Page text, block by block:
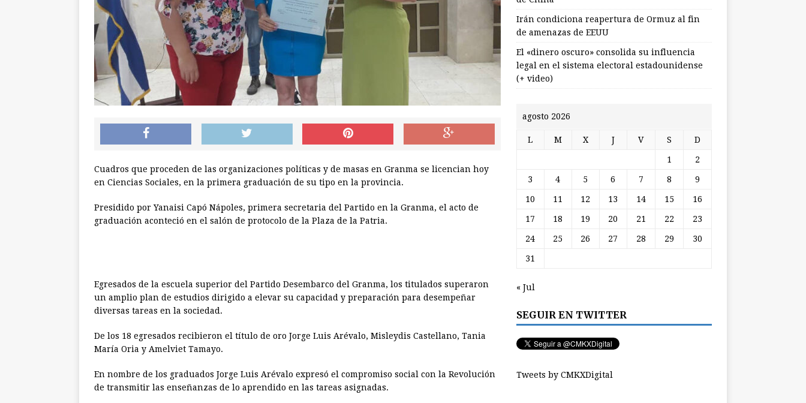
Cuadros que proceden de las organizaciones políticas y de masas en Granma se licencian hoy
en Ciencias Sociales, en la primera graduación de su tipo en la provincia.
Presidido por Yanaisi Capó Nápoles, primera secretaria del Partido en la Granma, el acto de
graduación aconteció en el salón de protocolo de la Plaza de la Patria.
Egresados de la escuela superior del Partido Desembarco del Granma, los titulados superaron
un amplio plan de estudios dirigido a elevar su capacidad y preparación para desempeñar
diversas tareas en la sociedad.
De los 18 egresados recibieron el título de oro Jorge Luis Arévalo, Misleydis Castellano, Tania
María Oria y Amelviet Tamayo.
En nombre de los graduados Jorge Luis Arévalo expresó el compromiso social con la Revolución
de transmitir las enseñanzas de lo aprendido en las tareas asignadas.
Irán condiciona reapertura de Ormuz al fin
de amenazas de EEUU
El «dinero oscuro» consolida su influencia
legal en el sistema electoral estadounidense
(+ video)
agosto 2026
L M X J V S D
1 2
3 4 5 6 7 8 9
10 11 12 13 14 15 16
17 18 19 20 21 22 23
24 25 26 27 28 29 30
31
« Jul
SEGUIR EN TWITTER
Tweets by CMKXDigital